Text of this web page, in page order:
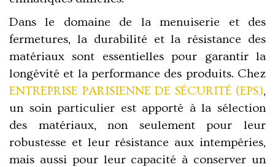
Dans le domaine de la menuiserie et des
fermetures, la durabilité et la résistance des
matériaux sont essentielles pour garantir la
longévité et la performance des produits. Chez
ENTREPRISE PARISIENNE DE SÉCURITÉ (EPS),
un soin particulier est apporté à la sélection
des matériaux, non seulement pour leur
robustesse et leur résistance aux intempéries,
mais aussi pour leur capacité à conserver un